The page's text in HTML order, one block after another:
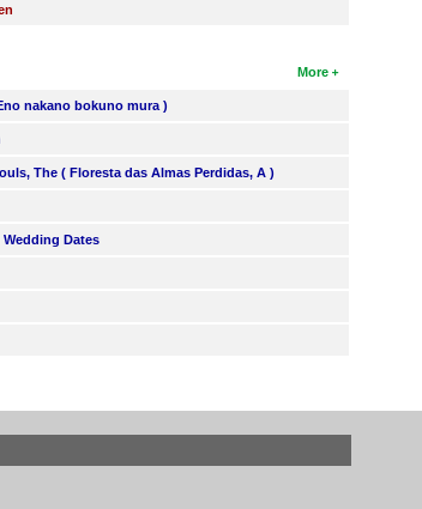
More
nakano bokuno mura )
The ( Floresta das Almas Perdidas, A )
Wedding Dates